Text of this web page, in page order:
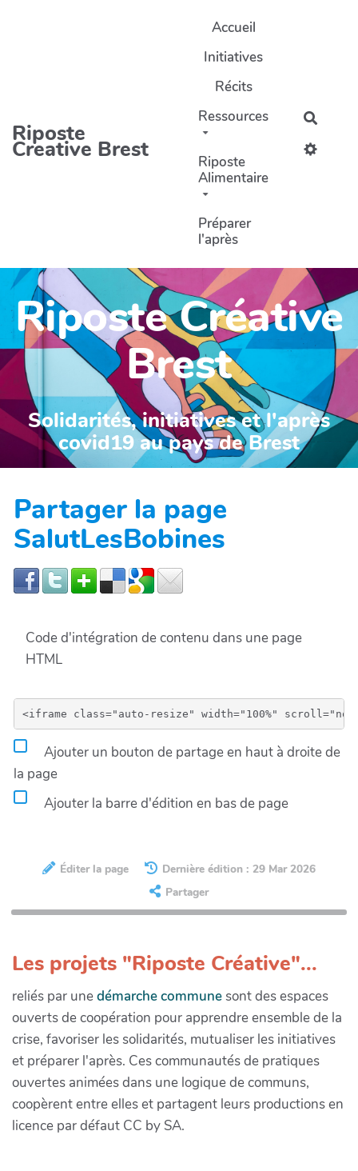
Riposte
Creative Brest
Accueil
Initiatives
Récits
Ressources
Riposte
Alimentaire
Préparer
l'après
Riposte Créative
Brest
Solidarités, initiatives et l'après
covid19 au pays de Brest
Partager la page
SalutLesBobines
Code d'intégration de contenu dans une page
HTML
Ajouter un bouton de partage en haut à droite de
la page
Ajouter la barre d'édition en bas de page
Éditer la page
Dernière édition : 29 Mar 2026
Partager